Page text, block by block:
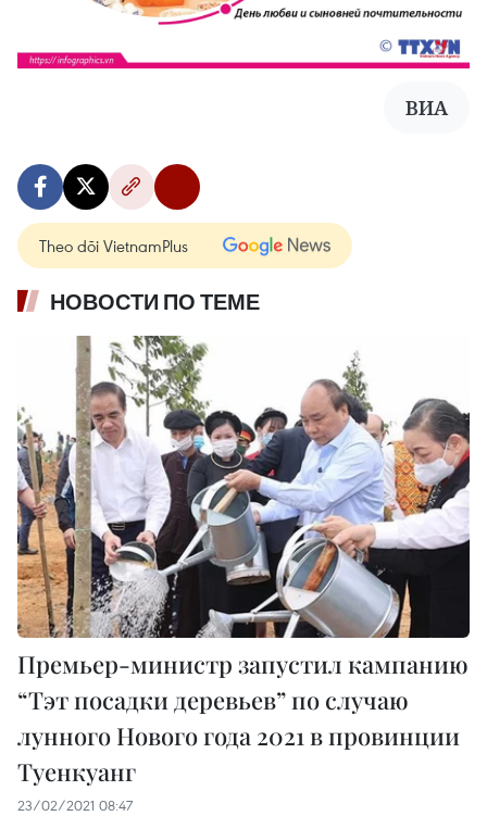
ВИА
Theo dõi VietnamPlus
НОВОСТИ ПО ТЕМЕ
Премьер-министр запустил кампанию
“Тэт посадки деревьев” по случаю
лунного Нового года 2021 в провинции
Туенкуанг
23/02/2021 08:47